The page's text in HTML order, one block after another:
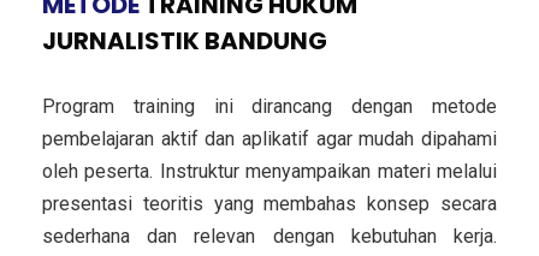
JURNALISTIK BANDUNG
Program training ini dirancang dengan metode
pembelajaran aktif dan aplikatif agar mudah dipahami
oleh peserta. Instruktur menyampaikan materi melalui
presentasi teoritis yang membahas konsep secara
sederhana dan relevan dengan kebutuhan kerja.